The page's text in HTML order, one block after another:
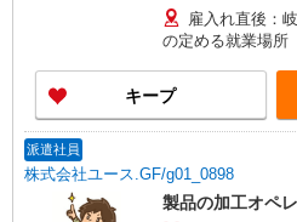
あり ※給与の希望日払い
月22日勤務した場
211,200円＋残業
雇入れ直後：
の定める就業場所
キープ
派遣社員
株式会社ユース.GF/g01_0898
製品の加工オペ